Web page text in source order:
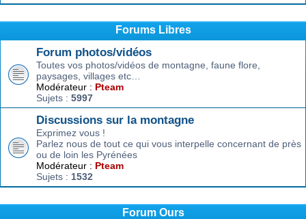
Forums Libres
Forum photos/vidéos
Toutes vos photos/vidéos de montagne, faune flore,
paysages, villages etc…
Modérateur : Pteam
Sujets : 5997
Discussions sur la montagne
Exprimez vous !
Parlez nous de tout ce qui vous interpelle concernant de près
ou de loin les Pyrénées
Modérateur : Pteam
Sujets : 1532
Forum Ours